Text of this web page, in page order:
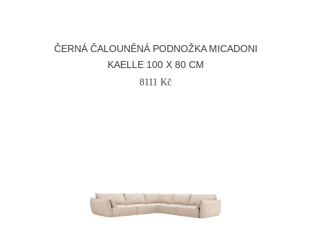
ČERNÁ ČALOUNĚNÁ PODNOŽKA MICADONI
KAELLE 100 X 80 CM
8111 Kč